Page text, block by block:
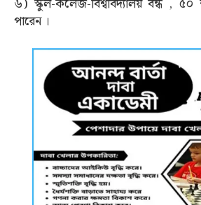
৬) স্কুল-কলেজ-বিশ্ববিদ্যালয় বন্ধ , ৫০
পারেন ।